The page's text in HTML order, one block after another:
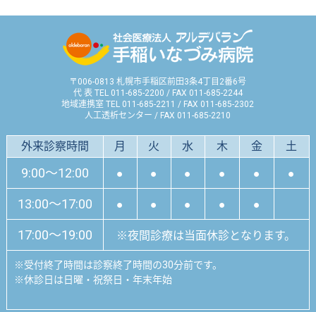
〒006-0813 札幌市手稲区前田3条4丁目2番6号
代 表 TEL 011-685-2200 / FAX 011-685-2244
地域連携室 TEL 011-685-2211 / FAX 011-685-2302
人工透析センター / FAX 011-685-2210
外来診察時間 月 火 水 木 金 土
9:00～12:00 ● ● ● ● ● ●
13:00～17:00 ● ● ● ● ●
17:00～19:00 ※夜間診療は当面休診となります。
※受付終了時間は診察終了時間の30分前です。
※休診日は日曜・祝祭日・年末年始